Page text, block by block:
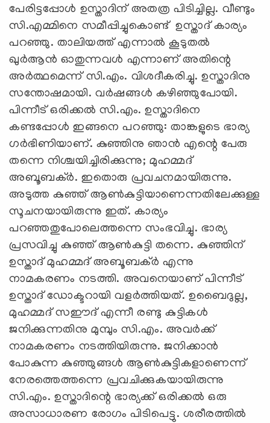
പേരിട്ടപ്പോള്‍ ഉസ്താദിന് അതത്ര പിടിച്ചില്ല. വീണ്ടും
സി.എമ്മിനെ സമീപ്പിച്ചുകൊണ്ട് ഉസ്താദ് കാര്യം
പറഞ്ഞു. താലിയത്ത് എന്നാല്‍ കൂടുതല്‍
ഖുര്‍ആന്‍ ഓതുന്നവള്‍ എന്നാണ് അതിന്റെ
അര്‍ത്ഥമെന്ന് സി.എം. വിശദീകരിച്ചു. ഉസ്താദിനു
സന്തോഷമായി. വര്‍ഷങ്ങള്‍ കഴിഞ്ഞുപോയി.
പിന്നീട് ഒരിക്കല്‍ സി.എം. ഉസ്താദിനെ
കണ്ടപ്പോള്‍ ഇങ്ങനെ പറഞ്ഞു: താങ്കളുടെ ഭാര്യ
ഗര്‍ഭിണിയാണ്. കുഞ്ഞിനു ഞാന്‍ എന്റെ പേരു
തന്നെ നിശ്ചയിച്ചിരിക്കുന്നു; മുഹമ്മദ്
അബൂബക്ര്‍. ഇതൊരു പ്രവചനമായിരുന്നു.
അടുത്ത കുഞ്ഞ് ആണ്‍കുട്ടിയാണെന്നതിലേക്കുള്ള
സൂചനയായിരുന്നു ഇത്. കാര്യം
പറഞ്ഞതുപോലെത്തന്നെ സംഭവിച്ചു. ഭാര്യ
പ്രസവിച്ചു കുഞ്ഞ് ആണ്‍കുട്ടി തന്നെ. കുഞ്ഞിന്
ഉസ്താദ് മുഹമ്മദ് അബൂബക്ര്‍ എന്നു
നാമകരണം നടത്തി. അവനെയാണ് പിന്നീട്
ഉസ്താദ് ഡോക്ടറായി വളര്‍ത്തിയത്. ഉബൈദുല്ല,
മുഹമ്മദ് സഈദ് എന്നീ രണ്ടു കുട്ടികള്‍
ജനിക്കുന്നതിനു മുമ്പും സി.എം. അവര്‍ക്ക്
നാമകരണം നടത്തിയിരുന്നു. ജനിക്കാന്‍
പോകുന്ന കുഞ്ഞുങ്ങള്‍ ആണ്‍കുട്ടികളാണെന്ന്
നേരത്തെത്തന്നെ പ്രവചിക്കുകയായിരുന്നു
സി.എം. ഉസ്താദിന്റെ ഭാര്യക്ക് ഒരിക്കല്‍ ഒരു
അസാധാരണ രോഗം പിടിപെട്ടു. ശരീരത്തില്‍